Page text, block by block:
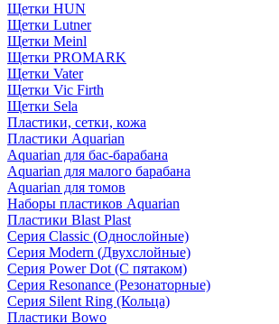
Щетки HUN
Щетки Lutner
Щетки Meinl
Щетки PROMARK
Щетки Vater
Щетки Vic Firth
Щетки Sela
Пластики, сетки, кожа
Пластики Aquarian
Aquarian для бас-барабана
Aquarian для малого барабана
Aquarian для томов
Наборы пластиков Aquarian
Пластики Blast Plast
Серия Classic (Однослойные)
Серия Modern (Двухслойные)
Серия Power Dot (С пятаком)
Серия Resonance (Резонаторные)
Серия Silent Ring (Кольца)
Пластики Bowo